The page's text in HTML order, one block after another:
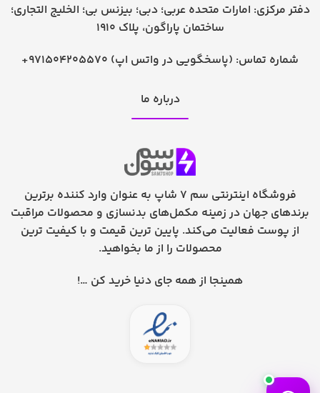
دفتر مرکزی: امارات متحده عربی؛ دبی؛ بیزنس بی؛ الخلیج التجاری؛
ساختمان پاراگون، پلاک 1910
شماره تماس: +971504205570 (پاسخگویی در واتس اپ)
درباره ما
فروشگاه اینترنتی سم 7 شاپ به عنوان وارد کننده برترین
برندهای جهان در زمینه مکمل‌های بدنسازی و محصولات مراقبت
از پوست فعالیت می‌کند. پایین ترین قیمت و با کیفیت ترین
محصولات را از ما بخواهید.
همینجا از همه جای دنیا خرید کن …!